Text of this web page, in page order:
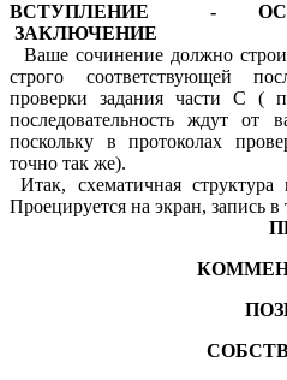
ВСТУПЛЕНИЕ -
ЗАКЛЮЧЕНИЕ
Ваше сочинение должно
строго соответствующей
проверки задания части С (
последовательность ждут от
поскольку в протоколах
точно так же).
Итак, схематичная
Проецируется на экран, запись в
КОММЕНРАРИЙ
ПОЗИЦИЯ